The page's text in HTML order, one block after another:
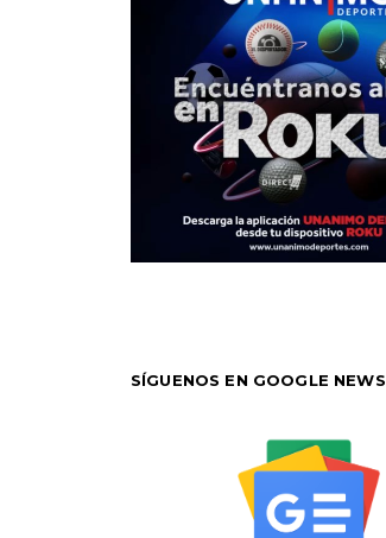
SÍGUENOS EN GOOGLE NEWS